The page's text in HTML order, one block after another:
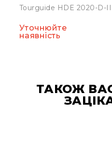
Tourguide HDE 2020-D-
Уточнюйте
наявність
ТАКОЖ